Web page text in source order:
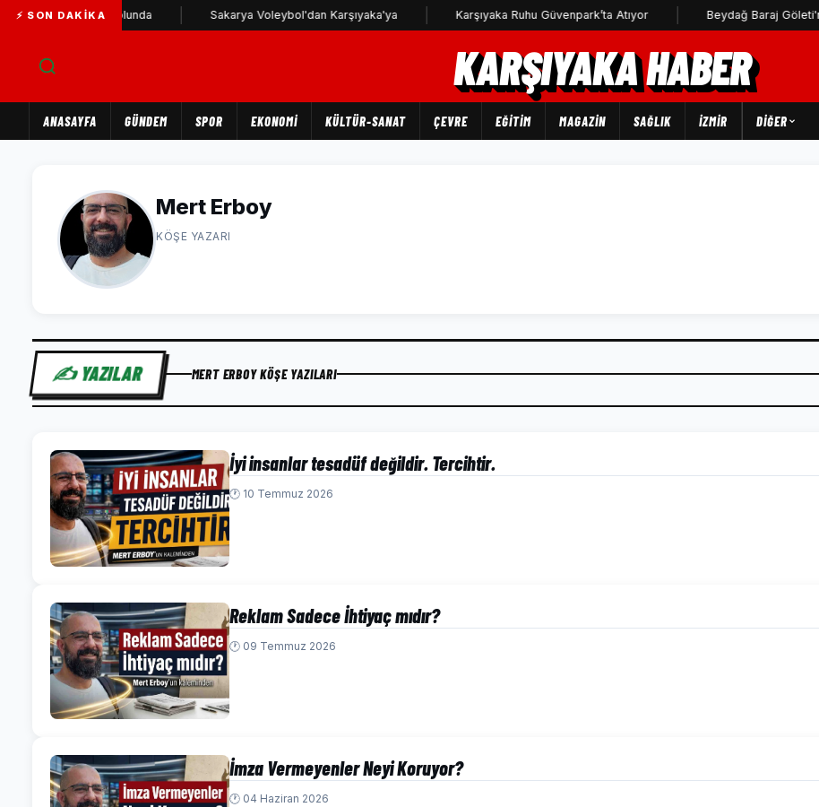
⚡ SON DAKIKA
Karşıyaka yolunda Sakarya Voleybol'dan Karşıyaka'ya Karşıyaka Ruhu Güvenpark’ta Atıyor Beydağ Baraj Göleti'ne
KARŞIYAKA HABER
ANASAYFA GÜNDEM SPOR EKONOMİ KÜLTÜR-SANAT ÇEVRE EĞİTİM MAGAZİN SAĞLIK İZMİR DIĞER
Mert Erboy
KÖŞE YAZARI
✍️ YAZILAR MERT ERBOY KÖŞE YAZILARI
İyi insanlar tesadüf değildir. Tercihtir.
🕐 10 Temmuz 2026
Reklam Sadece İhtiyaç mıdır?
🕐 09 Temmuz 2026
İmza Vermeyenler Neyi Koruyor?
🕐 04 Haziran 2026